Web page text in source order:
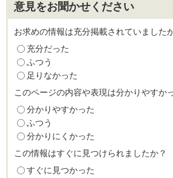
意見をお聞かせください
お求めの情報は充分掲載されていました
充分だった
ふつう
足りなかった
このページの内容や表現は分かりやすか
分かりやすかった
ふつう
分かりにくかった
この情報はすぐに見つけられましたか？
すぐに見つかった